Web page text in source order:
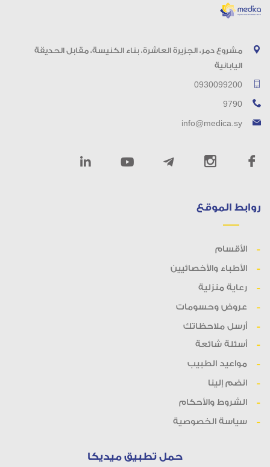
مشروع دمر، الجزيرة العاشرة، بناء الكنيسة، مقابل الحديقة
اليابانية
0930099200
9790
info@medica.sy
روابط الموقع
الأقسام
الأطباء والأخصائيين
رعاية منزلية
عروض وحسومات
أرسل ملاحظاتك
أسئلة شائعة
مواعيد الطبيب
انضم إلينا
الشروط والأحكام
سياسة الخصوصية
حمل تطبيق ميديكا